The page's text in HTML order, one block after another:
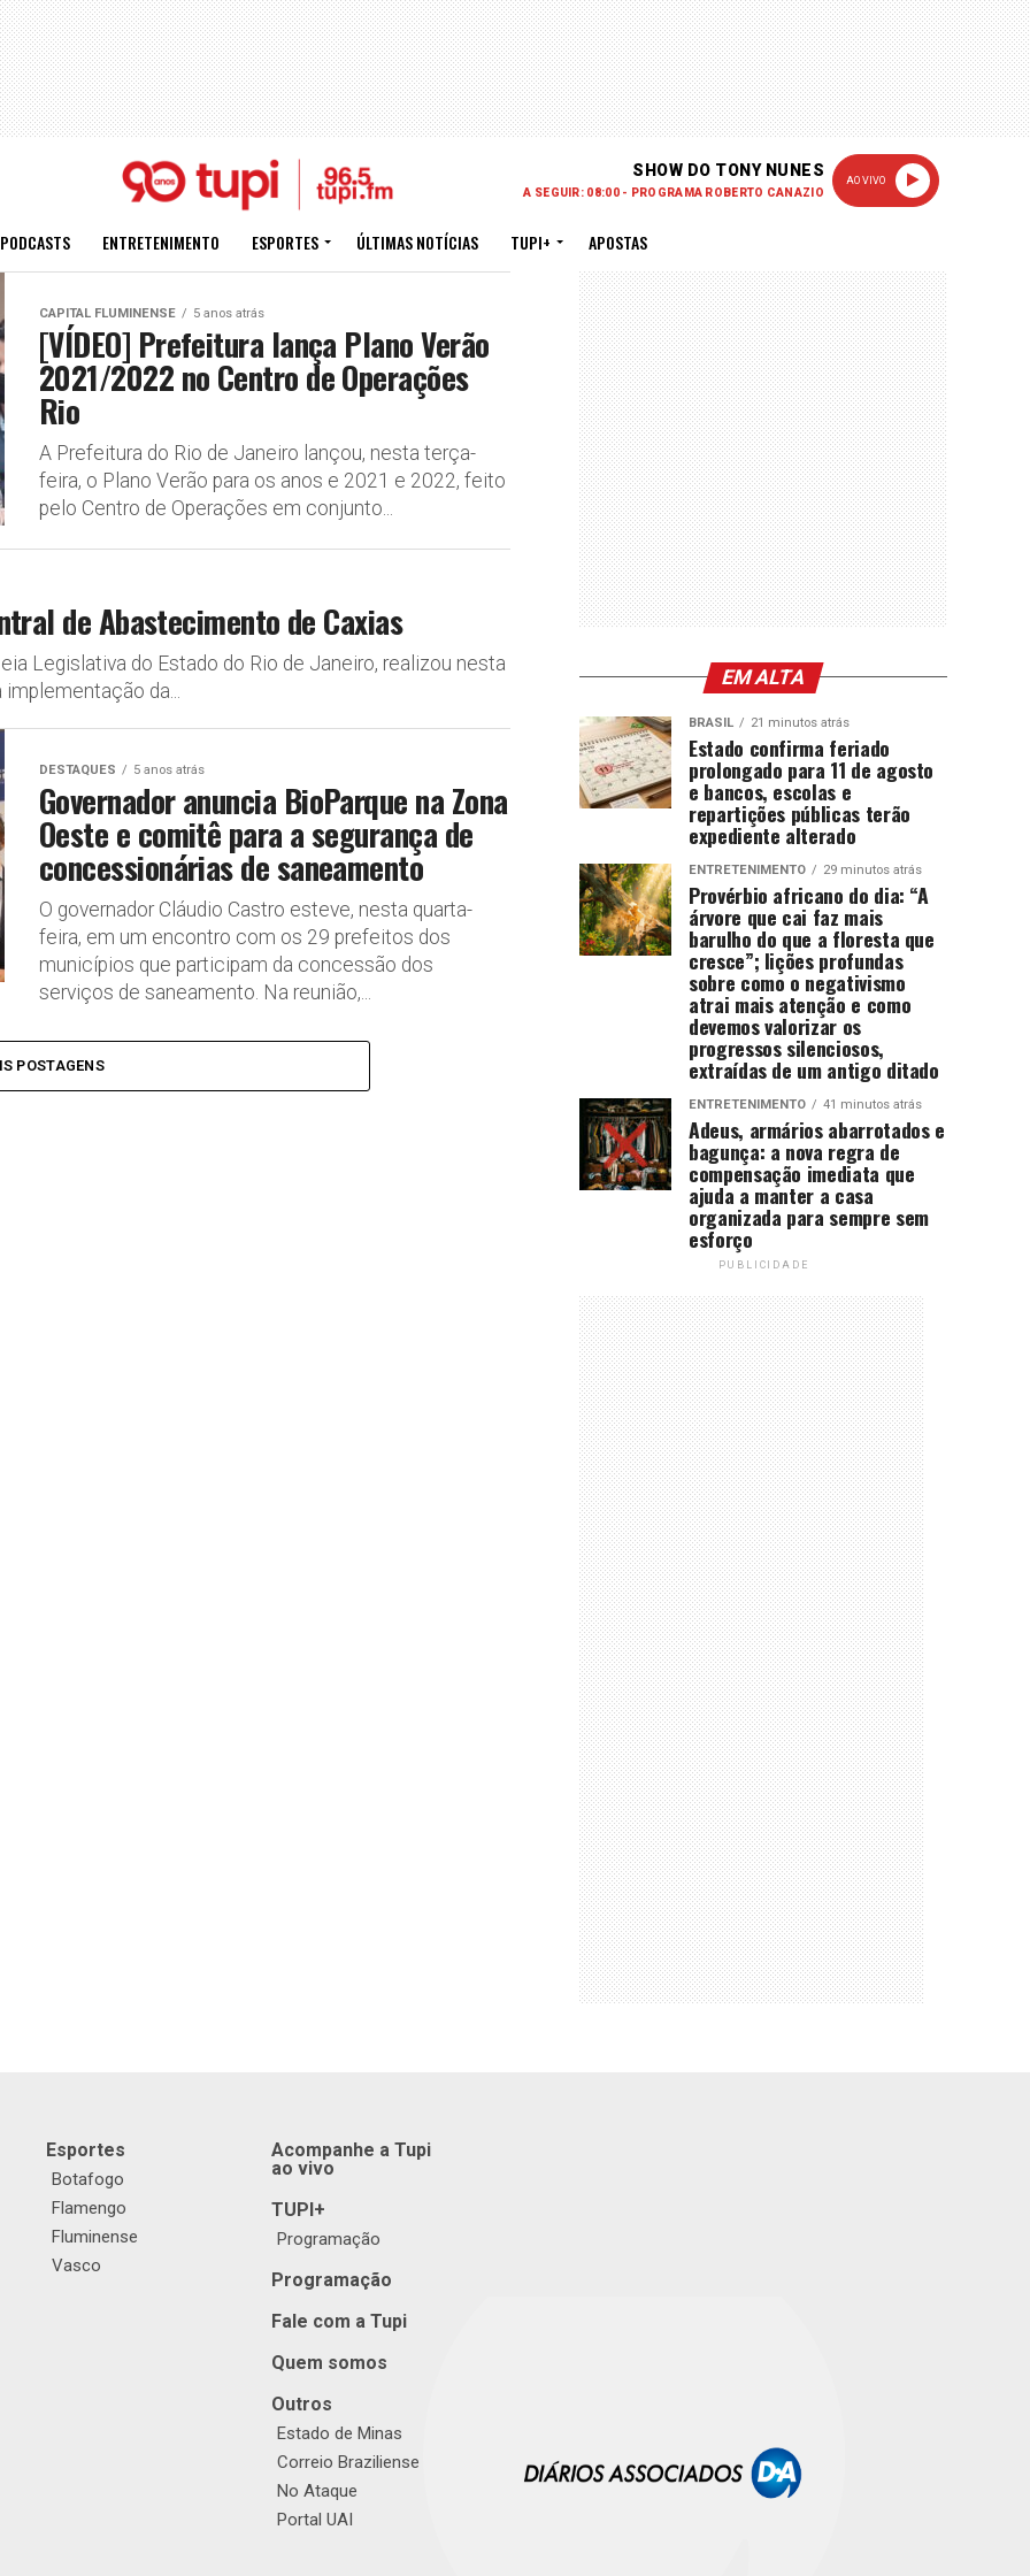
SHOW DO TONY NUNES
A SEGUIR: 08:00 - PROGRAMA ROBERTO CANAZIO
AO VIVO
PODCASTS ENTRETENIMENTO ESPORTES ÚLTIMAS NOTÍCIAS TUPI+ APOSTAS
CAPITAL FLUMINENSE 5 anos atrás
[VÍDEO] Prefeitura lança Plano Verão
2021/2022 no Centro de Operações
Rio
A Prefeitura do Rio de Janeiro lançou, nesta terça-
feira, o Plano Verão para os anos e 2021 e 2022, feito
pelo Centro de Operações em conjunto...
de Abastecimento de Caxias
Legislativa do Estado do Rio de Janeiro, realizou nesta
da...
DESTAQUES 5 anos atrás
Governador anuncia BioParque na Zona
Oeste e comitê para a segurança de
concessionárias de saneamento
O governador Cláudio Castro esteve, nesta quarta-
feira, em um encontro com os 29 prefeitos dos
municípios que participam da concessão dos
serviços de saneamento. Na reunião,...
POSTAGENS
EM ALTA
BRASIL 21 minutos atrás
Estado confirma feriado
prolongado para 11 de agosto
e bancos, escolas e
repartições públicas terão
expediente alterado
ENTRETENIMENTO 29 minutos atrás
Provérbio africano do dia: “A
árvore que cai faz mais
barulho do que a floresta que
cresce”; lições profundas
sobre como o negativismo
atrai mais atenção e como
devemos valorizar os
progressos silenciosos,
extraídas de um antigo ditado
ENTRETENIMENTO 41 minutos atrás
Adeus, armários abarrotados e
bagunça: a nova regra de
compensação imediata que
ajuda a manter a casa
organizada para sempre sem
esforço
PUBLICIDADE
Esportes
Botafogo
Flamengo
Fluminense
Vasco
Acompanhe a Tupi
ao vivo
TUPI+
Programação
Programação
Fale com a Tupi
Quem somos
Outros
Estado de Minas
Correio Braziliense
No Ataque
Portal UAI